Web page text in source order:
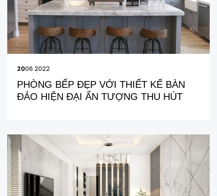
2006 2022
PHÒNG BẾP ĐẸP VỚI THIẾT KẾ BÀN
ĐẢO HIỆN ĐẠI ẤN TƯỢNG THU HÚT